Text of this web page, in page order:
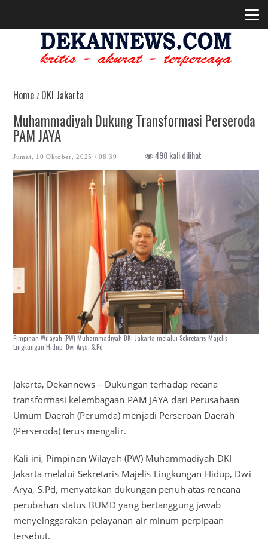
Home/DKI Jakarta
Muhammadiyah Dukung Transformasi Perseroda
PAM JAYA
Jumat, 10 Oktober, 2025 / 08:39 490 kali dilihat
Pimpinan Wilayah (PW) Muhammadiyah DKI Jakarta melalui Sekretaris Majelis
Lingkungan Hidup, Dwi Arya, S.Pd
Jakarta, Dekannews – Dukungan terhadap recana
transformasi kelembagaan PAM JAYA dari Perusahaan
Umum Daerah (Perumda) menjadi Perseroan Daerah
(Perseroda) terus mengalir.
Kali ini, Pimpinan Wilayah (PW) Muhammadiyah DKI
Jakarta melalui Sekretaris Majelis Lingkungan Hidup, Dwi
Arya, S.Pd, menyatakan dukungan penuh atas rencana
perubahan status BUMD yang bertanggung jawab
menyelnggarakan pelayanan air minum perpipaan
tersebut.